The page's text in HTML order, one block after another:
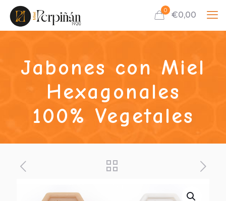
0 €0,00
Jabones con Miel
Hexagonales
100% Vegetales